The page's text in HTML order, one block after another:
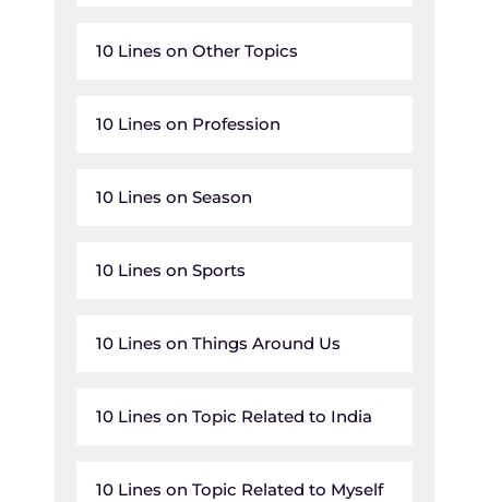
10 Lines on Other Topics
10 Lines on Profession
10 Lines on Season
10 Lines on Sports
10 Lines on Things Around Us
10 Lines on Topic Related to India
10 Lines on Topic Related to Myself